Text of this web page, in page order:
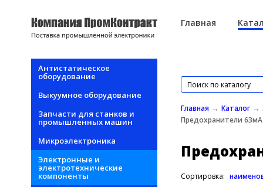
Главная
Антистатическое
оборудование
Выкуумное оборудование
Запчасти для станков и
промышленных машин
Микроэлектроника
Электронные и
электротехнические
компоненты
Главная → Каталог →
Предохранители 63мА
Сортировка: